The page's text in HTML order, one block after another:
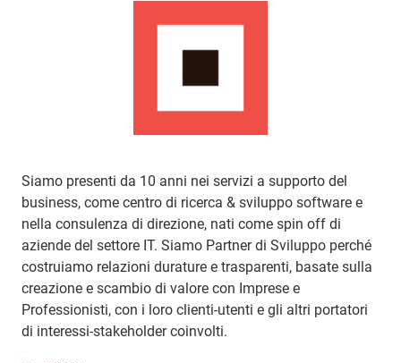
Siamo presenti da 10 anni nei servizi a supporto del
business, come centro di ricerca & sviluppo software e
nella consulenza di direzione, nati come spin off di
aziende del settore IT. Siamo Partner di Sviluppo perché
costruiamo relazioni durature e trasparenti, basate sulla
creazione e scambio di valore con Imprese e
Professionisti, con i loro clienti-utenti e gli altri portatori
di interessi-stakeholder coinvolti.